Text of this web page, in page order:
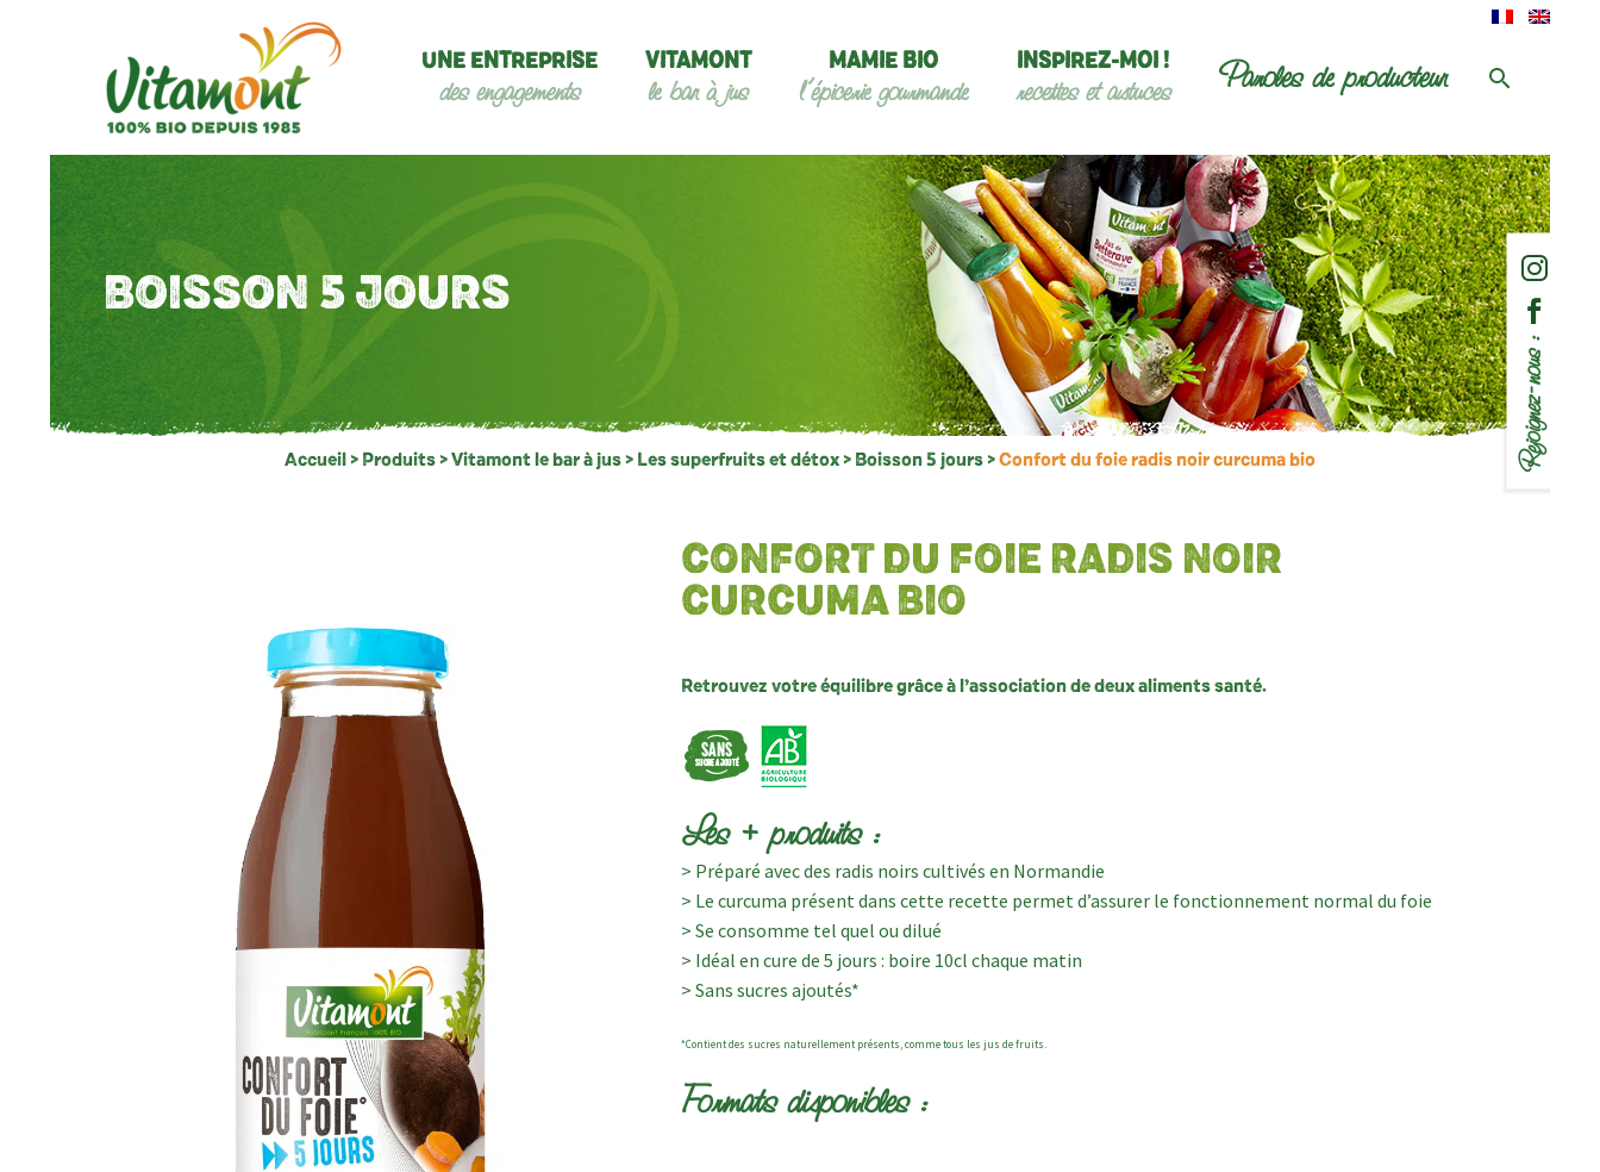
UNE ENTREPRISE
des engagements
VITAMONT
le bar à jus
MAMIE BIO
l’épicerie gourmande
INSPIREZ-MOI !
recettes et astuces Paroles de producteur
Rejoignez-nous :
BOISSON 5 JOURS
Accueil > Produits >Vitamont le bar à jus > Les superfruits et détox > Boisson 5 jours >Confort du foie radis noir curcuma bio
CONFORT DU FOIE RADIS NOIR
CURCUMA BIO
Retrouvez votre équilibre grâce à l’association de deux aliments santé.
Les + produits :
> Préparé avec des radis noirs cultivés en Normandie
> Le curcuma présent dans cette recette permet d’assurer le fonctionnement normal du foie
> Se consomme tel quel ou dilué
> Idéal en cure de 5 jours : boire 10cl chaque matin
> Sans sucres ajoutés*
*Contient des sucres naturellement présents, comme tous les jus de fruits.
Formats disponibles :